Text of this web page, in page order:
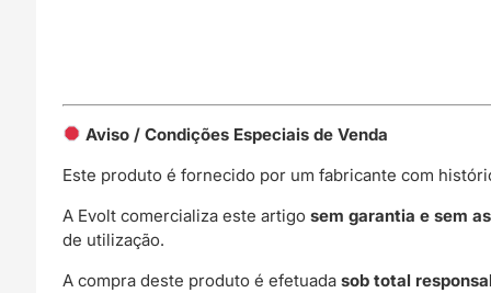
Aviso / Condições Especiais de Venda
Este produto é fornecido por um fabricante com
A Evolt comercializa este artigosem garantia e sem
de utilização.
A compra deste produto é efetuadasob total